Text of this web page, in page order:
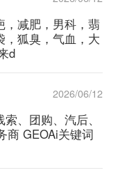
，减肥，男科，翡
，狐臭，气血，大
d
2026/06/12
、团购、汽后、
商 GEOAi关键词